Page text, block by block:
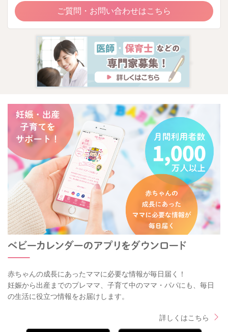
ご質問・お問い合わせはこちら
赤ちゃんの成長にあったママに必要な情報が毎日届く！
妊娠から出産までのプレママ、子育て中のママ・パパにも、毎日
の生活に役立つ情報をお届けします。
詳しくはこちら